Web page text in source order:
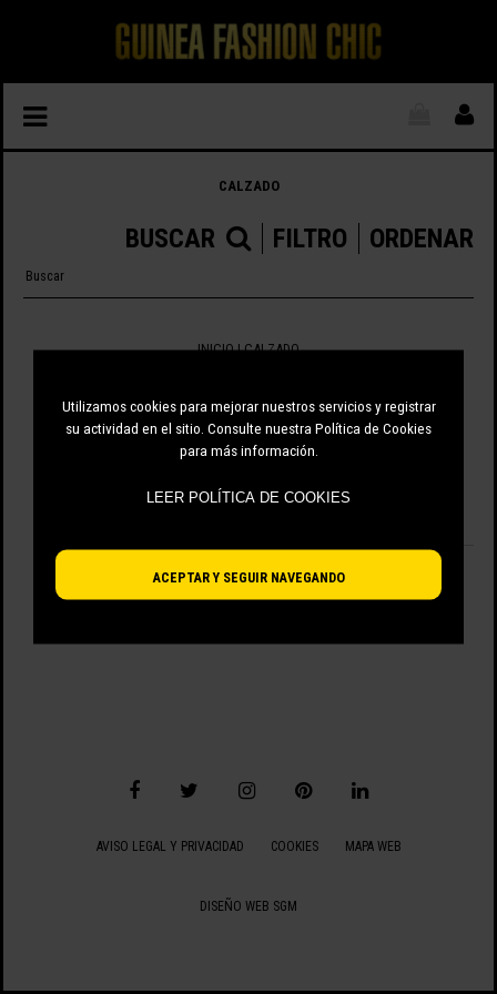
Utilizamos cookies para mejorar nuestros servicios y registrar
su actividad en el sitio. Consulte nuestra Política de Cookies
para más información.
ACEPTAR Y SEGUIR NAVEGANDO
CALZADO
ORDENAR
FILTRO
BUSCAR
INICIO| CALZADO
No hay artículos disponibles.
VIENDO 0 - 0 DE 0 ARTÍCULOS
AVISO LEGAL Y PRIVACIDAD COOKIES MAPA WEB
DISEÑO WEB SGM
LEER POLÍTICA DE COOKIES